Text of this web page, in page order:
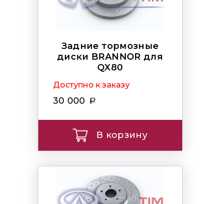
Задние тормозные
диски BRANNOR для
QX80
Доступно к заказу
30 000
В корзину